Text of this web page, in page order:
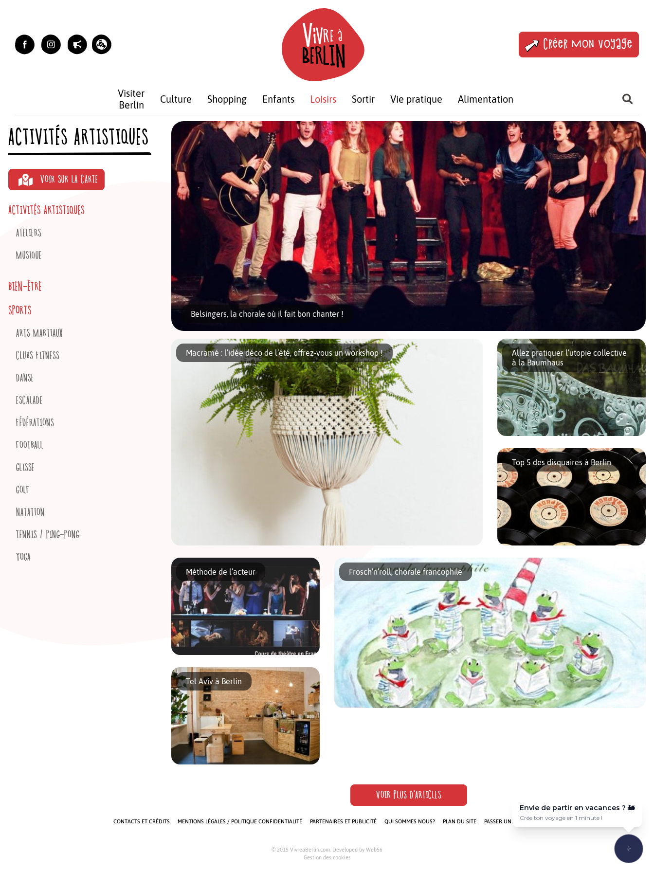
Créer mon voyage
Visiter
Berlin
Culture Shopping Enfants Loisirs Sortir Vie pratique Alimentation
ACTIVITÉS ARTISTIQUES
VOIR SUR LA CARTE
ACTIVITÉS ARTISTIQUES
ATELIERS
MUSIQUE
BIEN-ÊTRE
SPORTS
ARTS MARTIAUX
CLUBS FITNESS
DANSE
ESCALADE
FÉDÉRATIONS
FOOTBALL
GLISSE
GOLF
NATATION
TENNIS / PING-PONG
YOGA
Belsingers, la chorale où il fait bon chanter !
Belsingers est une chorale d’étudiants et de jeunes actifs se réunissant tous les dimanches à 16 heures chez Noémie, la fondatrice, pour une séance de musique
enjouée, de bières et […]
Macramé : l’idée déco de l’été, offrez-vous un workshop !
Et si on s’offrait un petit cours de macramé pour (re)décorer notre appartement ? Le macramé est une
technique de création basée sur des nœuds qui peuvent être plats pour les bijoux (bracelets, colliers) […]
Allez pratiquer l’utopie collective
à la Baumhaus
La Baumhaus – littéralement maison dans
l’arbre – est un projet socioculturel
implanté dans le quartier de Wedding. Ici,
ce sont des philanthropes de tous les âges et
de toutes […]
Top 5 des disquaires à Berlin
Capitale de la musique électronique mais
aussi haut lieu du underground punk et
rock’n’roll, Berlin regorge de magasins de
musique faisant la part belle aux
microsillons. Voici une liste de […]
Méthode de l’acteur
Les cours « Méthode de l’acteur » créés par
Sandrine Nogueira ont vu le jour il y a cinq
ans. Après avoir initié la création des
ateliers de l’association La Ménagerie,
Sandrine […]
Frosch’n’roll, chorale francophile
Tel Aviv à Berlin
VOIR PLUS D'ARTICLES
CONTACTS ET CRÉDITS MENTIONS LÉGALES / POLITIQUE CONFIDENTIALITÉ PARTENAIRES ET PUBLICITÉ QUI SOMMES NOUS? PLAN DU SITE PASSER UNE ANNONCE
© 2015 VivreaBerlin.com. Developed by Web56
Gestion des cookies
Envie de partir en vacances ? ✈️
Voyage sur-mesure en quelques clics 🎯